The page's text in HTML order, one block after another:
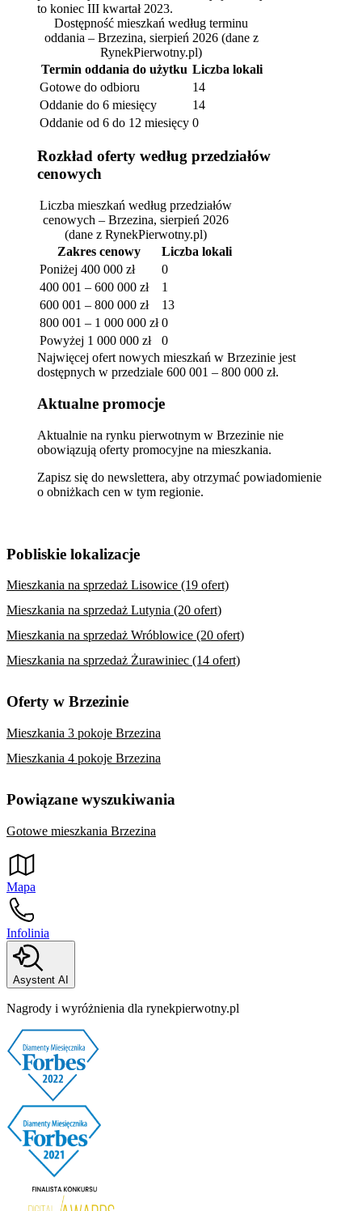
to koniec III kwartał 2023.
Dostępność mieszkań według terminu
oddania – Brzezina, sierpień 2026 (dane z
RynekPierwotny.pl)
Termin oddania do użytku Liczba lokali
Gotowe do odbioru
14
Oddanie do 6 miesięcy
14
Oddanie od 6 do 12 miesięcy 0
Rozkład oferty według przedziałów
cenowych
Liczba mieszkań według przedziałów
cenowych – Brzezina, sierpień 2026
(dane z RynekPierwotny.pl)
Zakres cenowy
Liczba lokali
Poniżej 400 000 zł
0
400 001 – 600 000 zł
1
600 001 – 800 000 zł
13
800 001 – 1 000 000 zł 0
Powyżej 1 000 000 zł
0
Najwięcej ofert nowych mieszkań w Brzezinie jest
dostępnych w przedziale 600 001 – 800 000 zł.
Aktualne promocje
Aktualnie na rynku pierwotnym w Brzezinie nie
obowiązują oferty promocyjne na mieszkania.
Zapisz się do newslettera, aby otrzymać powiadomienie
o obniżkach cen w tym regionie.
Pobliskie lokalizacje
Mieszkania na sprzedaż Lisowice (19 ofert)
Mieszkania na sprzedaż Lutynia (20 ofert)
Mieszkania na sprzedaż Wróblowice (20 ofert)
Mieszkania na sprzedaż Żurawiniec (14 ofert)
Oferty w Brzezinie
Mieszkania 3 pokoje Brzezina
Mieszkania 4 pokoje Brzezina
Powiązane wyszukiwania
Gotowe mieszkania Brzezina
Mapa
Infolinia
Asystent AI
Nagrody i wyróżnienia dla rynekpierwotny.pl